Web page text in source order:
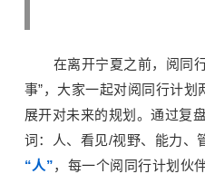
在离开宁夏之前，阅同
事”，大家一起对阅同行计
展开对未来的规划。通过复
词：
人、看见/视野、能力、
“人”，每一个阅同行计划伙